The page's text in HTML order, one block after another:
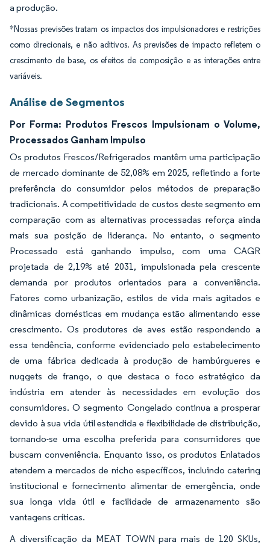
a produção.
*Nossas previsões tratam os impactos dos impulsionadores e restrições
como direcionais, e não aditivos. As previsões de impacto refletem o
crescimento de base, os efeitos de composição e as interações entre
variáveis.
Análise de Segmentos
Por Forma: Produtos Frescos Impulsionam o Volume,
Processados Ganham Impulso
Os produtos Frescos/Refrigerados mantêm uma participação
de mercado dominante de 52,08% em 2025, refletindo a forte
preferência do consumidor pelos métodos de preparação
tradicionais. A competitividade de custos deste segmento em
comparação com as alternativas processadas reforça ainda
mais sua posição de liderança. No entanto, o segmento
Processado está ganhando impulso, com uma CAGR
projetada de 2,19% até 2031, impulsionada pela crescente
demanda por produtos orientados para a conveniência.
Fatores como urbanização, estilos de vida mais agitados e
dinâmicas domésticas em mudança estão alimentando esse
crescimento. Os produtores de aves estão respondendo a
essa tendência, conforme evidenciado pelo estabelecimento
de uma fábrica dedicada à produção de hambúrgueres e
nuggets de frango, o que destaca o foco estratégico da
indústria em atender às necessidades em evolução dos
consumidores. O segmento Congelado continua a prosperar
devido à sua vida útil estendida e flexibilidade de distribuição,
tornando-se uma escolha preferida para consumidores que
buscam conveniência. Enquanto isso, os produtos Enlatados
atendem a mercados de nicho específicos, incluindo catering
institucional e fornecimento alimentar de emergência, onde
sua longa vida útil e facilidade de armazenamento são
vantagens críticas.
A diversificação da MEAT TOWN para mais de 120 SKUs,